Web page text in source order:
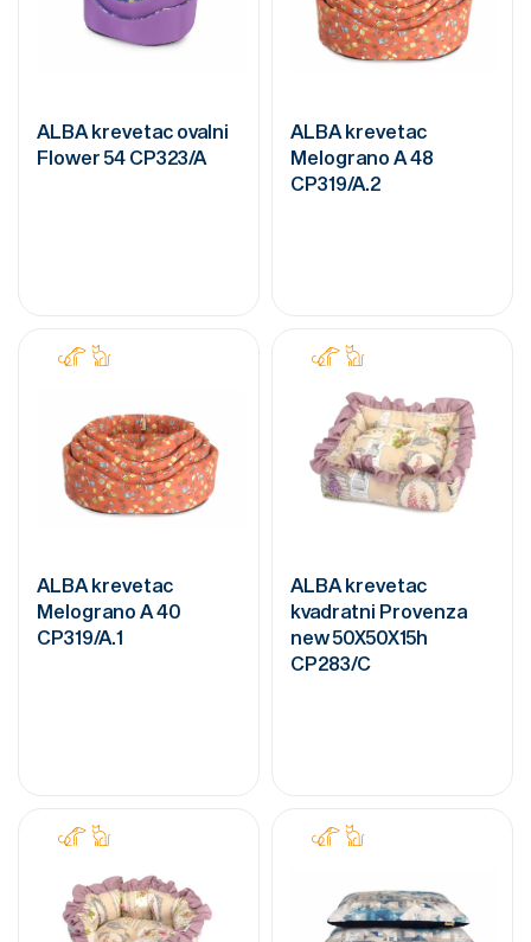
ALBA krevetac ovalni
Flower 54 CP323/A
ALBA krevetac
Melograno A 48
CP319/A.2
ALBA krevetac
Melograno A 40
CP319/A.1
ALBA krevetac
kvadratni Provenza
new 50X50X15h
CP283/C